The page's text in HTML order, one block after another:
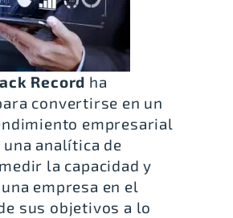
Record ha
convertirse en un
empresarial
analítica de
la capacidad y
empresa en el
sus objetivos a lo